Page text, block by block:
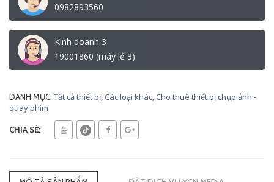
0982893560
Kinh doanh 3
19001860 (máy lẻ 3)
DANH MỤC: Tất cả thiết bị Các loại khác Cho thuê thiết bị chụp ảnh -
quay phim
CHIA SẺ: